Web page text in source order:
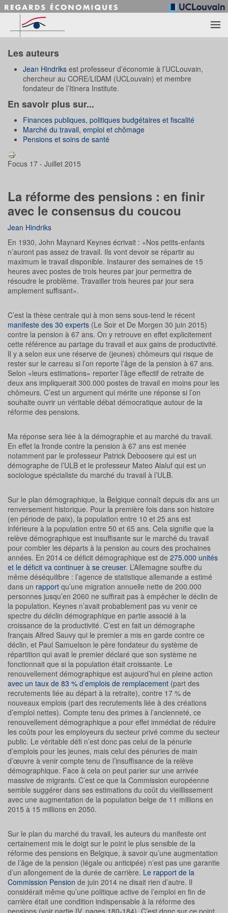
Accéder au contenu principal
Les auteurs
Jean Hindriks est professeur d’économie à l’UCLouvain,
chercheur au CORE/LIDAM (UCLouvain) et membre
fondateur de l’Itinera Institute.
En savoir plus sur...
Finances publiques, politiques budgétaires et fiscalité
Marché du travail, emploi et chômage
Pensions et soins de santé
Focus 17 - Juillet 2015
La réforme des pensions : en finir
avec le consensus du coucou
Jean Hindriks
En 1930, John Maynard Keynes écrivait : «Nos petits-enfants
n’auront pas assez de travail. Ils vont devoir se répartir au
maximum le travail disponible. Instaurer des semaines de 15
heures avec postes de trois heures par jour permettra de
résoudre le problème. Travailler trois heures par jour sera
amplement suffisant».
C’est la thèse centrale qui à mon sens sous-tend le récent
manifeste des 30 experts (Le Soir et De Morgen 30 juin 2015)
contre la pension à 67 ans. On y retrouve en effet explicitement
cette référence au partage du travail et aux gains de productivité.
Il y a selon eux une réserve de (jeunes) chômeurs qui risque de
rester sur le carreau si l’on reporte l’âge de la pension à 67 ans.
Selon «leurs estimations» reporter l’âge effectif de retraite de
deux ans impliquerait 300.000 postes de travail en moins pour les
chômeurs. C’est un argument qui mérite une réponse si l’on
souhaite ouvrir un véritable débat démocratique autour de la
réforme des pensions.
Ma réponse sera liée à la démographie et au marché du travail.
En effet la fronde contre la pension à 67 ans est menée
notamment par le professeur Patrick Deboosere qui est un
démographe de l’ULB et le professeur Mateo Alaluf qui est un
sociologue spécialiste du marché du travail à l’ULB.
Sur le plan démographique, la Belgique connaît depuis dix ans un
renversement historique. Pour la première fois dans son histoire
(en période de paix), la population entre 10 et 25 ans est
inférieure à la population entre 50 et 65 ans. Cela signifie que la
relève démographique est insuffisante sur le marché du travail
pour combler les départs à la pension au cours des prochaines
années. En 2014 ce déficit démographique est de 275.000 unités
et le déficit va continuer à se creuser. L’Allemagne souffre du
même déséquilibre : l’agence de statistique allemande a estimé
dans un rapport qu’une migration annuelle nette de 200.000
personnes jusqu’en 2060 ne suffirait pas à empêcher le déclin de
la population. Keynes n’avait probablement pas vu venir ce
spectre du déclin démographique en partie associé à la
croissance de la productivité. C’est en fait un démographe
français Alfred Sauvy qui le premier a mis en garde contre ce
déclin, et Paul Samuelson le père fondateur du système de
répartition qui avait le premier déclaré que son système ne
fonctionnait que si la population était croissante. Le
renouvellement démographique est aujourd’hui en pleine action
avec un taux de 83 % d’emplois de remplacement (part des
recrutements liée au départ à la retraite), contre 17 % de
nouveaux emplois (part des recrutements liée à des créations
d’emploi nettes). Compte tenu des primes à l’ancienneté, ce
renouvellement démographique a pour effet immédiat de réduire
les coûts pour les employeurs du secteur privé comme du secteur
public. Le véritable défi n’est donc pas celui de la pénurie
d’emplois pour les jeunes, mais celui des pénuries de main
d’œuvre à venir compte tenu de l’insuffisance de la relève
démographique. Face à cela on peut parier sur une arrivée
massive de migrants. C’est ce que la Commission européenne
semble suggérer dans ses estimations du coût du vieillissement
avec une augmentation de la population belge de 11 millions en
2015 à 15 millions en 2050.
Sur le plan du marché du travail, les auteurs du manifeste ont
certainement mis le doigt sur le point le plus sensible de la
réforme des pensions en Belgique, à savoir qu’une augmentation
de l’âge de la pension (légale ou anticipée) n’est pas une garantie
d’un allongement de la durée de carrière. Le rapport de la
Commission Pension de juin 2014 ne disait rien d’autre. Il
considérait même qu’une politique active de l’emploi en fin de
carrière était une condition indispensable à la réforme des